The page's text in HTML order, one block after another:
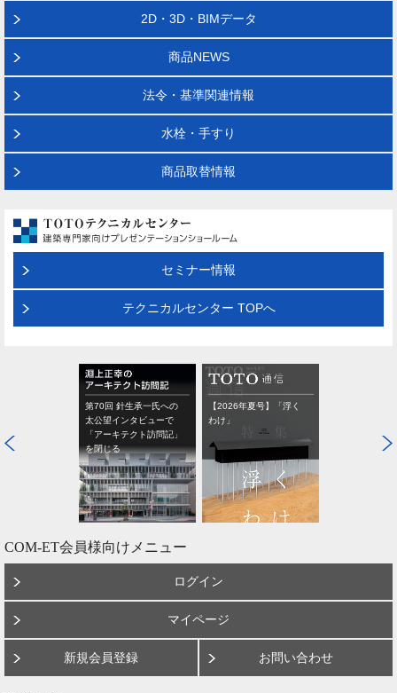
2D・3D・BIMデータ
商品NEWS
法令・基準関連情報
水栓・手すり
商品取替情報
セミナー情報
テクニカルセンター TOPへ
第70回 針生承一氏への
太公望インタビューで
「アーキテクト訪問記」
を閉じる
【2026年夏号】「浮く
わけ」
COM-ET会員様向けメニュー
ログイン
マイページ
新規会員登録 お問い合わせ